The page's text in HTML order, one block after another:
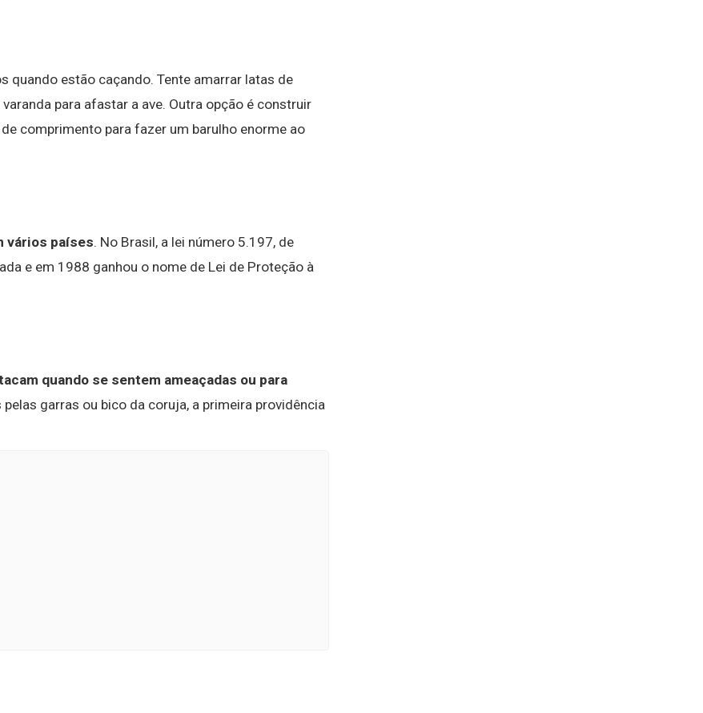
quando estão caçando. Tente amarrar latas de
para afastar a ave. Outra opção é construir
comprimento para fazer um barulho enorme ao
vários países. No Brasil, a lei número 5.197, de
e em 1988 ganhou o nome de Lei de Proteção à
quando se sentem ameaçadas ou para
garras ou bico da coruja, a primeira providência